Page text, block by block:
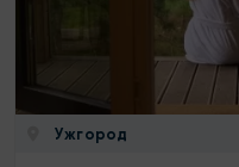
Ужгород